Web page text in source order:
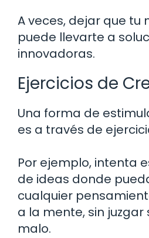
A veces, dejar que tu
puede llevarte a
innovadoras.
Ejercicios de
Una forma de
es a través de
Por ejemplo, intenta
de ideas donde
cualquier
a la mente, sin juzgar
malo.